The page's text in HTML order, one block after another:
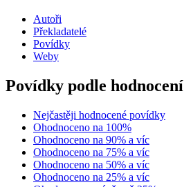
Autoři
Překladatelé
Povídky
Weby
Povídky podle hodnocení
Nejčastěji hodnocené povídky
Ohodnoceno na 100%
Ohodnoceno na 90% a víc
Ohodnoceno na 75% a víc
Ohodnoceno na 50% a víc
Ohodnoceno na 25% a víc